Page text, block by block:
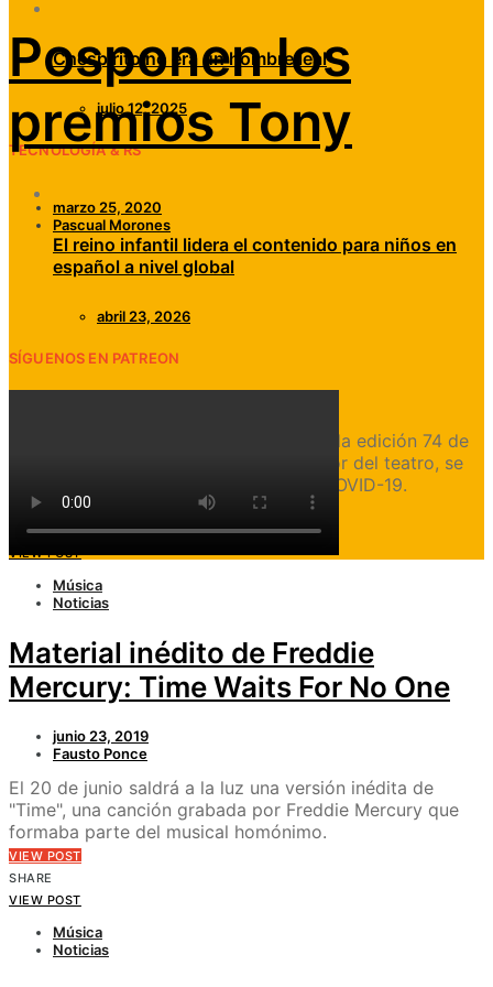
Chespirito no era un hombre leal
julio 12, 2025
TECNOLOGÍA & RS
El reino infantil lidera el contenido para niños en
español a nivel global
abril 23, 2026
SÍGUENOS EN PATREON
Posponen los
premios Tony
marzo 25, 2020
Pascual Morones
El American Theatre Wing anunció que la edición 74 de
los premios Tony, que celebra a lo mejor del teatro, se
pospondrá debido a la pandemia del COVID-19.
VIEW POST
SHARE
VIEW POST
Música
Noticias
Material inédito de Freddie
Mercury: Time Waits For No One
junio 23, 2019
Fausto Ponce
El 20 de junio saldrá a la luz una versión inédita de
"Time", una canción grabada por Freddie Mercury que
formaba parte del musical homónimo.
VIEW POST
SHARE
VIEW POST
Música
Noticias